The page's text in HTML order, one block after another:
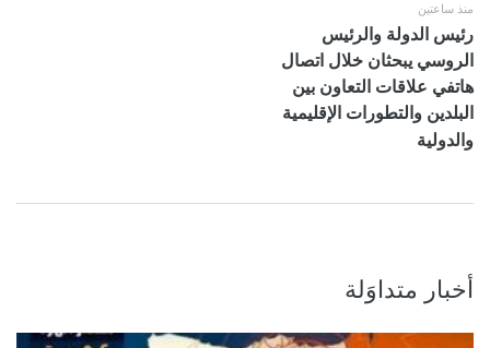
منذ ساعتين
رئيس الدولة والرئيس
الروسي يبحثان خلال اتصال
هاتفي علاقات التعاون بين
البلدين والتطورات الإقليمية
والدولية
أخبار متداوَلة